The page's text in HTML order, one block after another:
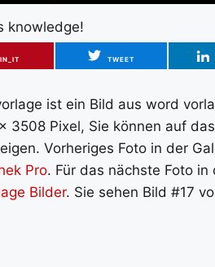
knowledge!
TWEET
ist ein Bild aus word
3508 Pixel, Sie können auf
Vorheriges Foto in der
Pro. Für das nächste Foto in
Bilder. Sie sehen Bild #17